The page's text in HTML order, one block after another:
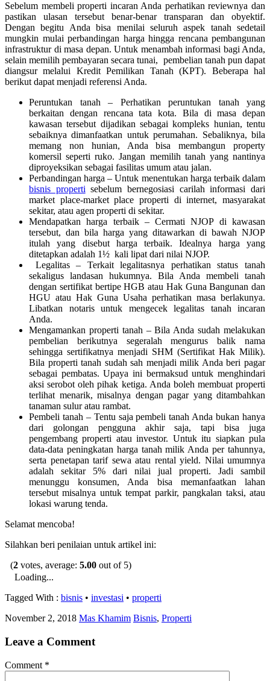
Sebelum membeli properti incaran Anda perhatikan reviewnya dan
pastikan ulasan tersebut benar-benar transparan dan obyektif.
Dengan begitu Anda bisa menilai seluruh aspek tanah sedetail
mungkin mulai perbandingan harga hingga rencana pembangunan
infrastruktur di masa depan. Untuk menambah informasi bagi Anda,
selain memilih pembayaran secara tunai, pembelian tanah pun dapat
diangsur melalui Kredit Pemilikan Tanah (KPT). Beberapa hal
berikut dapat menjadi referensi Anda.
Peruntukan tanah – Perhatikan peruntukan tanah yang
berkaitan dengan rencana tata kota. Bila di masa depan
kawasan tersebut dijadikan sebagai kompleks hunian, tentu
sebaiknya dimanfaatkan untuk perumahan. Sebaliknya, bila
memang non hunian, Anda bisa membangun property
komersil seperti ruko. Jangan memilih tanah yang nantinya
diproyeksikan sebagai fasilitas umum atau jalan.
Perbandingan harga – Untuk menentukan harga terbaik dalam
bisnis properti sebelum bernegosiasi carilah informasi dari
market place-market place properti di internet, masyarakat
sekitar, atau agen properti di sekitar.
Mendapatkan harga terbaik – Cermati NJOP di kawasan
tersebut, dan bila harga yang ditawarkan di bawah NJOP
itulah yang disebut harga terbaik. Idealnya harga yang
ditetapkan adalah 1½ kali lipat dari nilai NJOP.
Legalitas – Terkait legalitasnya perhatikan status tanah
sekaligus landasan hukumnya. Bila Anda membeli tanah
dengan sertifikat bertipe HGB atau Hak Guna Bangunan dan
HGU atau Hak Guna Usaha perhatikan masa berlakunya.
Libatkan notaris untuk mengecek legalitas tanah incaran
Anda.
Mengamankan properti tanah – Bila Anda sudah melakukan
pembelian berikutnya segeralah mengurus balik nama
sehingga sertifikatnya menjadi SHM (Sertifikat Hak Milik).
Bila properti tanah sudah sah menjadi milik Anda beri pagar
sebagai pembatas. Upaya ini bermaksud untuk menghindari
aksi serobot oleh pihak ketiga. Anda boleh membuat properti
terlihat menarik, misalnya dengan pagar yang ditambahkan
tanaman sulur atau rambat.
Pembeli tanah – Tentu saja pembeli tanah Anda bukan hanya
dari golongan pengguna akhir saja, tapi bisa juga
pengembang properti atau investor. Untuk itu siapkan pula
data-data peningkatan harga tanah milik Anda per tahunnya,
serta penetapan tarif sewa atau rental yield. Nilai umumnya
adalah sekitar 5% dari nilai jual properti. Jadi sambil
menunggu konsumen, Anda bisa memanfaatkan lahan
tersebut misalnya untuk tempat parkir, pangkalan taksi, atau
lokasi warung tenda.
Selamat mencoba!
Silahkan beri penilaian untuk artikel ini:
(2 votes, average: 5.00 out of 5)
Loading...
Tagged With : bisnis • investasi • properti
November 2, 2018 Mas Khamim Bisnis, Properti
Leave a Comment
Comment *